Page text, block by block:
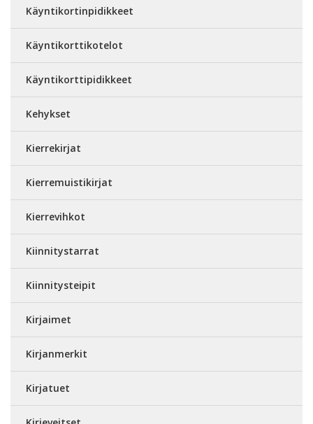
Käyntikortinpidikkeet
Käyntikorttikotelot
Käyntikorttipidikkeet
Kehykset
Kierrekirjat
Kierremuistikirjat
Kierrevihkot
Kiinnitystarrat
Kiinnitysteipit
Kirjaimet
Kirjanmerkit
Kirjatuet